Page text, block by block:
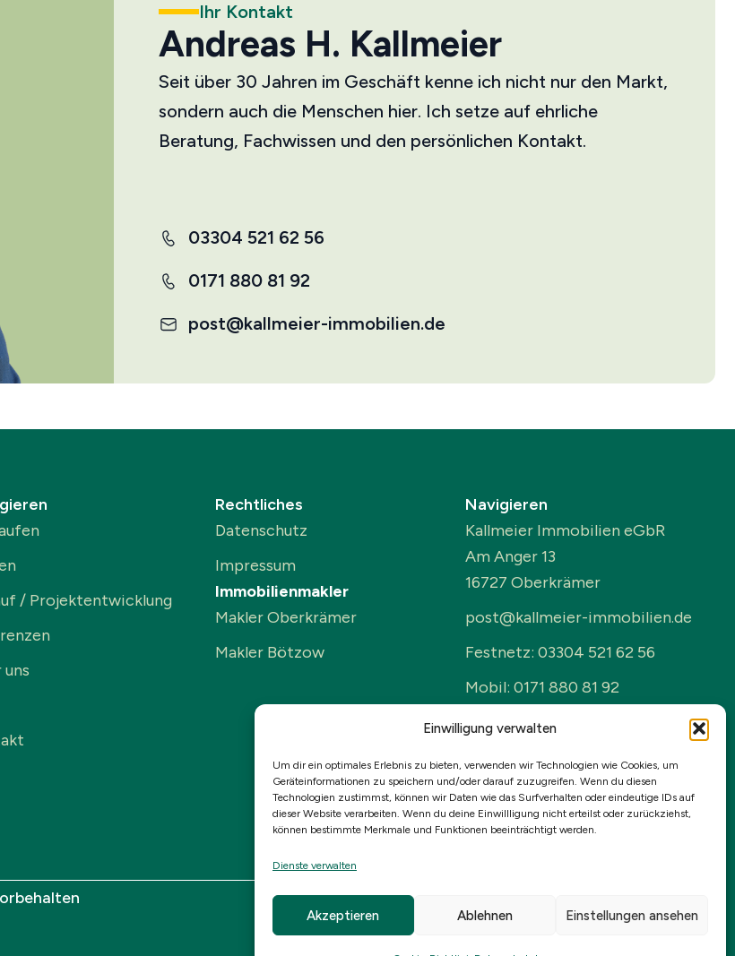
Einwilligung verwalten
Um dir ein optimales Erlebnis zu bieten, verwenden wir Technologien wie Cookies, um
Geräteinformationen zu speichern und/oder darauf zuzugreifen. Wenn du diesen
Technologien zustimmst, können wir Daten wie das Surfverhalten oder eindeutige IDs auf
dieser Website verarbeiten. Wenn du deine Einwillligung nicht erteilst oder zurückziehst,
können bestimmte Merkmale und Funktionen beeinträchtigt werden.
Dienste verwalten
Akzeptieren Ablehnen Einstellungen ansehen
Ihr Kontakt
Andreas H. Kallmeier
Seit über 30 Jahren im Geschäft kenne ich nicht nur den Markt,
sondern auch die Menschen hier. Ich setze auf ehrliche
Beratung, Fachwissen und den persönlichen Kontakt.
03304 521 62 56
0171 880 81 92
post@kallmeier-immobilien.de
/ Projektentwicklung
uns
Rechtliches
Datenschutz
Impressum
Immobilienmakler
Makler Oberkrämer
Makler Bötzow
Navigieren
Kallmeier Immobilien eGbR
Am Anger 13
16727 Oberkrämer
post@kallmeier-immobilien.de
Festnetz: 03304 521 62 56
Mobil: 0171 880 81 92
Mobil: 0176 438 654 89
Öffnungszeiten:
Montag bis Freitag
10:00 bis 19:00 Uhr
Sowie nach Absprache